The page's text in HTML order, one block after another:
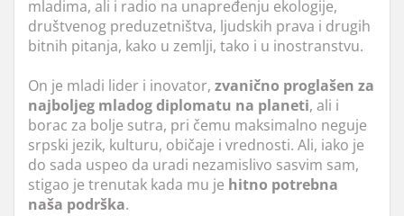
mladima, ali i radio na unapređenju ekologije,
društvenog preduzetništva, ljudskih prava i drugih
bitnih pitanja, kako u zemlji, tako i u inostranstvu.
On je mladi lider i inovator, zvanično proglašen za
najboljeg mladog diplomatu na planeti, ali i
borac za bolje sutra, pri čemu maksimalno neguje
srpski jezik, kulturu, običaje i vrednosti. Ali, iako je
do sada uspeo da uradi nezamislivo sasvim sam,
stigao je trenutak kada mu je hitno potrebna
naša podrška.